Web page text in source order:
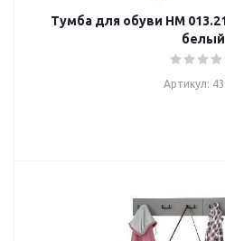
Тумба для обуви НМ
белый
Артикул: